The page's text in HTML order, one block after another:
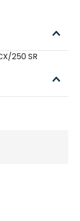
250 SR